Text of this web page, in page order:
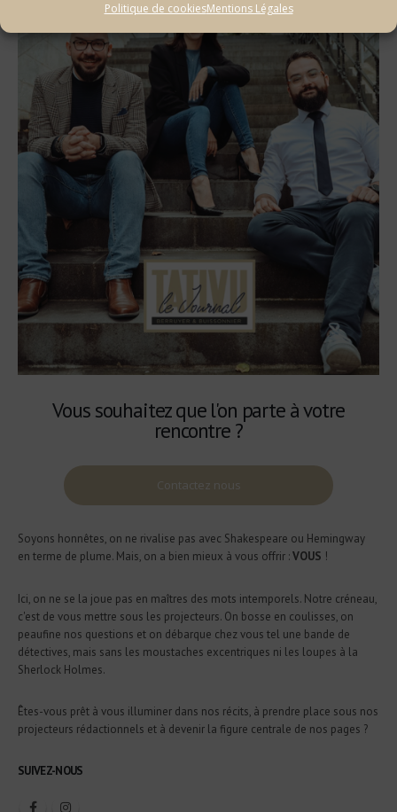
Politique de cookiesMentions Légales
Vous souhaitez que l'on parte à votre
rencontre ?
Contactez nous
Soyons honnêtes, on ne rivalise pas avec Shakespeare ou Hemingway
en terme de plume. Mais, on a bien mieux à vous offrir :VOUS !
Ici, on ne se la joue pas en maîtres des mots intemporels. Notre créneau,
c'est de vous mettre sous les projecteurs. On bosse en coulisses, on
peaufine nos questions et on débarque chez vous tel une bande de
détectives, mais sans les moustaches excentriques ni les loupes à la
Sherlock Holmes.
Êtes-vous prêt à vous illuminer dans nos récits, à prendre place sous nos
projecteurs rédactionnels et à devenir la figure centrale de nos pages ?
SUIVEZ-NOUS